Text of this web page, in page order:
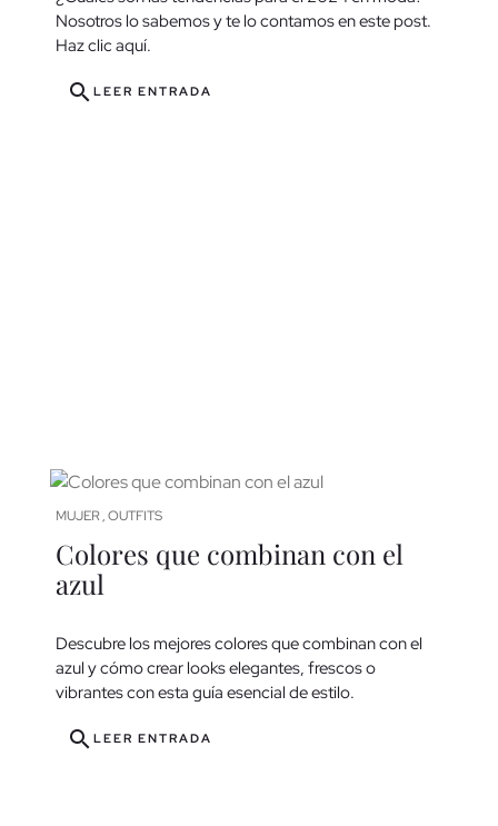
searchLEER ENTRADA
Nosotros lo sabemos y te lo contamos en este post.
Haz clic aquí.
search LEER ENTRADA
MUJER , OUTFITS
Colores que combinan con el
azul
Descubre los mejores colores que combinan con el
azul y cómo crear looks elegantes, frescos o
vibrantes con esta guía esencial de estilo.
search LEER ENTRADA